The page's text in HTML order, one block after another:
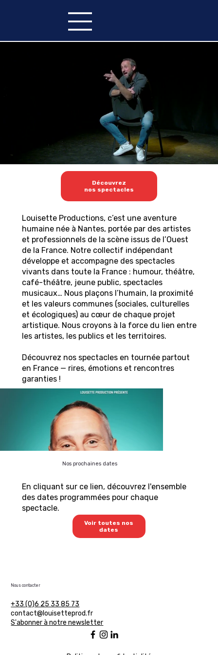
Découvrez
nos spectacles
Louisette Productions, c’est une aventure
humaine née à Nantes, portée par des artistes
et professionnels de la scène issus de l’Ouest
de la France. Notre collectif indépendant
développe et accompagne des spectacles
vivants dans toute la France : humour, théâtre,
café-théâtre, jeune public, spectacles
musicaux… Nous plaçons l’humain, la proximité
et les valeurs communes (sociales, culturelles
et écologiques) au cœur de chaque projet
artistique. Nous croyons à la force du lien entre
les artistes, les publics et les territoires.
Découvrez nos spectacles en tournée partout
en France — rires, émotions et rencontres
garanties !
Voir toutes nos
dates
Nos prochaines dates
En cliquant sur ce lien, découvrez l'ensemble
des dates programmées pour chaque
spectacle.
Nous contacter
+33 (0)6 25 33 85 73
contact@louisetteprod.fr
S'abonner à notre newsletter